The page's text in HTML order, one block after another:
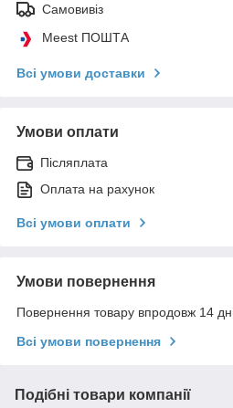
Самовивіз
Meest ПОШТА
Всі умови доставки
Умови оплати
Післяплата
Оплата на рахунок
Всі умови оплати
Умови повернення
Повернення товару впродовж 14
Всі умови повернення
Подібні товари компанії